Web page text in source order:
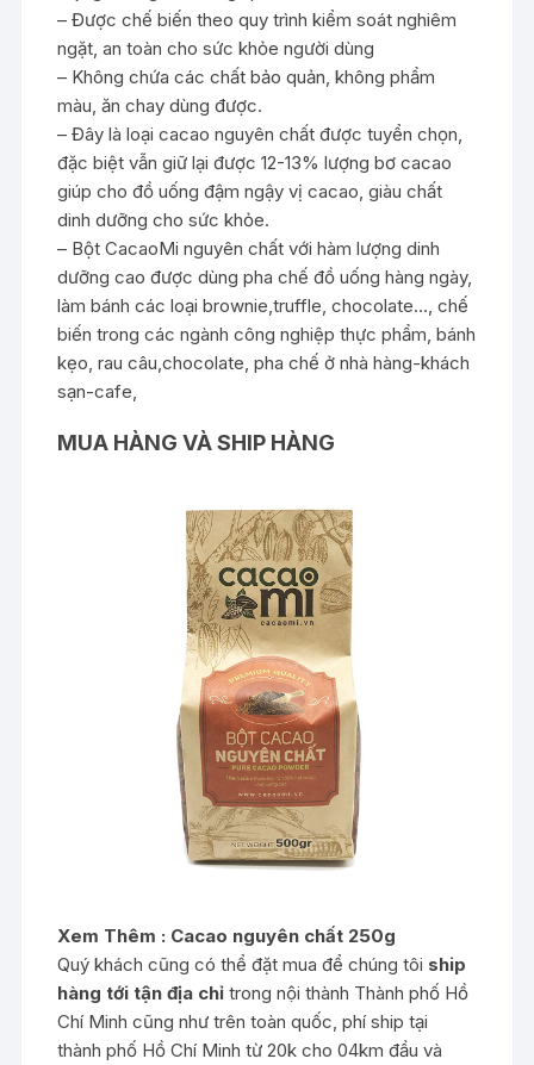
– Được chế biến theo quy trình kiểm soát nghiêm
ngặt, an toàn cho sức khỏe người dùng
– Không chứa các chất bảo quản, không phẩm
màu, ăn chay dùng được.
– Đây là loại cacao nguyên chất được tuyển chọn,
đặc biệt vẫn giữ lại được 12-13% lượng bơ cacao
giúp cho đồ uống đậm ngậy vị cacao, giàu chất
dinh dưỡng cho sức khỏe.
– Bột CacaoMi nguyên chất với hàm lượng dinh
dưỡng cao được dùng pha chế đồ uống hàng ngày,
làm bánh các loại brownie,truffle, chocolate…, chế
biến trong các ngành công nghiệp thực phẩm, bánh
kẹo, rau câu,chocolate, pha chế ở nhà hàng-khách
sạn-cafe,
MUA HÀNG VÀ SHIP HÀNG
Xem Thêm : Cacao nguyên chất 250g
Quý khách cũng có thể đặt mua để chúng tôi ship
hàng tới tận địa chỉ trong nội thành Thành phố Hồ
Chí Minh cũng như trên toàn quốc, phí ship tại
thành phố Hồ Chí Minh từ 20k cho 04km đầu và